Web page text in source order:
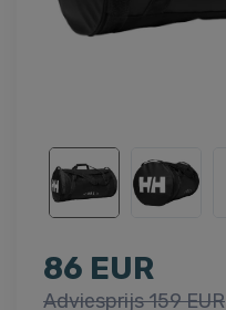
86 EUR
Adviesprijs 159 EUR